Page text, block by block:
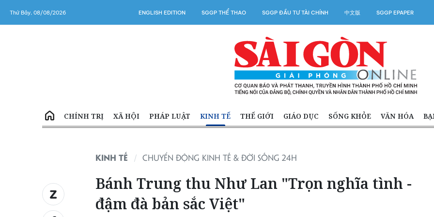
Thứ Bảy, 08/08/2026 ENGLISH EDITION SGGP THỂ THAO SGGP ĐẦU TƯ TÀI CHÍNH 中文版 SGGP EPAPER
CHÍNH TRỊ XÃ HỘI PHÁP LUẬT KINH TẾ THẾ GIỚI GIÁO DỤC SỐNG KHỎE VĂN HÓA
KINH TẾ CHUYỂN ĐỘNG KINH TẾ & ĐỜI SỐNG 24H
Bánh Trung thu Như Lan "Trọn nghĩa tình -
đậm đà bản sắc Việt"